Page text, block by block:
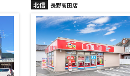
北信 長野駅前店